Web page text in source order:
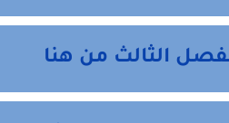
الثالث من هنا